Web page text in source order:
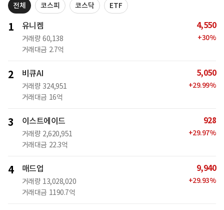
전체 코스피 코스닥 ETF
1 유니켐
거래량 60,138
거래대금 2.7억
4,550
+30%
2 비큐AI
거래량 324,951
거래대금 16억
5,050
+29.99%
3 이스트에이드
거래량 2,620,951
거래대금 22.3억
928
+29.97%
4 매드업
거래량 13,028,020
거래대금 1190.7억
9,940
+29.93%